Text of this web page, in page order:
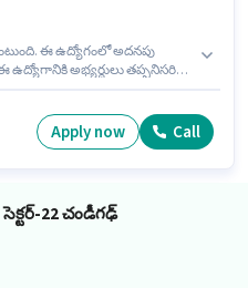
ఈ ఉద్యోగంలో అదనపు
అభ్యర్థులు తప్పనిసరిగా
రిసెప్షనిస్ట్ ఎగ్జిక్యూటివ్ గా చేరండి.
Apply now Call
22 చండీగఢ్